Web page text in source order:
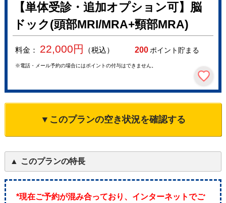
【単体受診・追加オプション可】脳
ドック(頭部MRI/MRA+頸部MRA)
料金： 22,000円 （税込） 200ポイント貯まる
※電話・メール予約の場合にはポイントの付与はできません。
▼このプランの空き状況を確認する
このプランの特長
*現在ご予約が混み合っており、インターネットでご